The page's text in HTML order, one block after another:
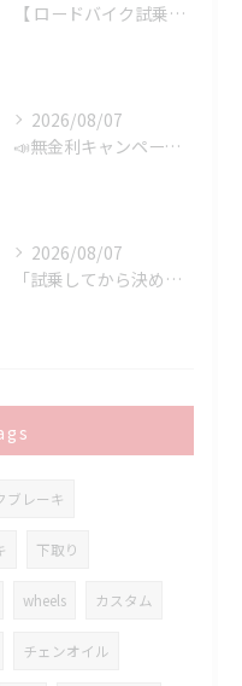
【 ロードバイク試乗車 】※2026年8月現在
2026/08/07
📣無金利キャンペーン開催決定‼️
2026/08/07
「試乗してから決める。」 それがPOWER-KIDSの一番大切にしていることです。
ブレーキ
下取り
wheels カスタム
チェンオイル